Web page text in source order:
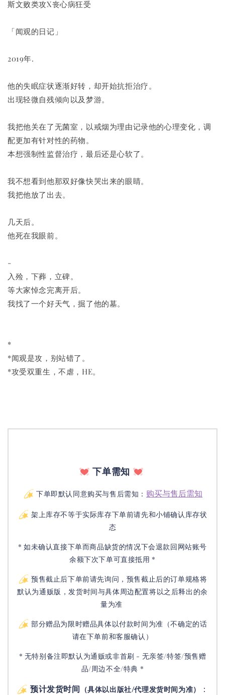
斯文败类攻X丧心病狂受
「闻观的日记」
2019年.
他的失眠症状逐渐好转，却开始抗拒治疗。
出现轻微自残倾向以及梦游。
我把他关在了无菌室，以戒烟为理由记录他的心理变化，调
配更加有针对性的药物。
本想强制性监督治疗，最后还是心软了。
我不想看到他那双好像快哭出来的眼睛。
我把他放了出去。
几天后。
他死在我眼前。
-
入殓，下葬，立碑。
等大家悼念完离开后。
我找了一个好天气，掘了他的墓。
*
*闻观是攻，别站错了。
*攻受双重生，不虐，HE。
下单需知
下单即默认同意购买与售后需知： 购买与售后需知
架上库存不等于实际库存下单前请先和小铺确认库存状
态
* 如未确认直接下单而商品缺货的情况下会退款回网站账号
余额下次下单可直接抵用 *
预售截止后下单前请先询问，预售截止后的订单规格将
默认为通贩版，发货时间与具体周边配置将以之后释出的余
量为准
部分赠品为限时赠品具体以付款时间为准（不确定的话
请在下单前和客服确认）
* 无特别备注即默认为通贩或非首刷 - 无亲签/特签/预售赠
品/周边不全/特典 *
预计发货时间 （具体以出版社/代理发货时间为准） ：